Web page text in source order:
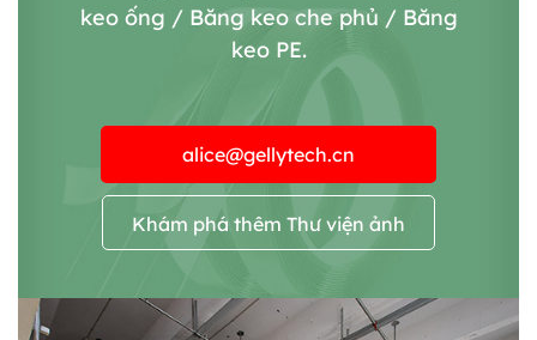
keo ống / Băng keo che phủ / Băng
keo PE.
alice@gellytech.cn
Khám phá thêm Thư viện ảnh